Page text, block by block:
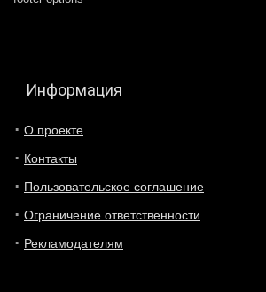
Информация
О проекте
Контакты
Пользовательское соглашение
Ограничение ответственности
Рекламодателям